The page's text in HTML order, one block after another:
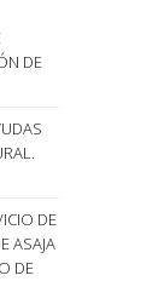
DE
DE
ASAJA
DE